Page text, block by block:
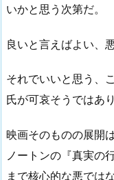
いかと思う次第だ。
良いと言えばよい、
それでいいと思う、
氏が可哀そうではあ
映画そのものの展開
ノートンの『真実の
まで核心的な悪では